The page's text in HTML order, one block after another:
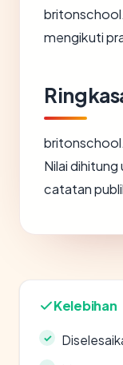
mengikuti
Nilai
catatan
Kelebihan